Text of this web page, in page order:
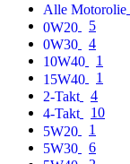
Alle Motorolie
0W20
5
0W30
4
10W40
1
15W40
1
2-Takt
4
4-Takt
10
5W20
1
5W30
6